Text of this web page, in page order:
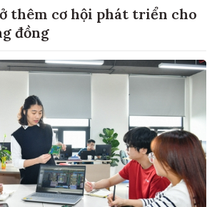
thêm cơ hội phát triển cho
đồng